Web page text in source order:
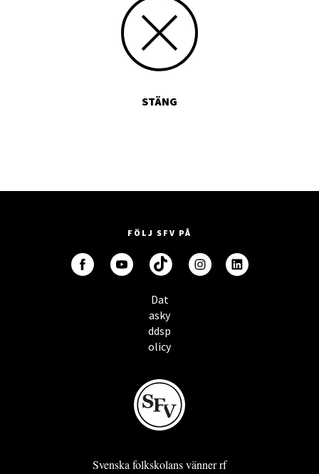
STÄNG
FÖLJ SFV PÅ
Dat
asky
ddsp
olicy
Svenska folkskolans vänner rf